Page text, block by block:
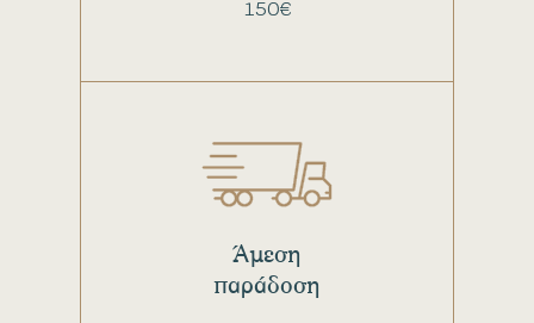
150€
Άμεση
παράδοση